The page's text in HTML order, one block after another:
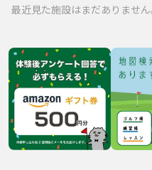
最近見た施設はまだありません